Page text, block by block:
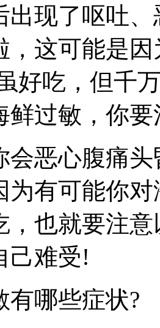
出现了呕吐
，这可能是
好吃，但千
鲜过敏，你
会恶心腹痛
为有可能你
，也就要注
己难受!
有哪些症状?